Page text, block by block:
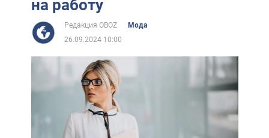
на работу
Редакция OBOZ
Мода
26.09.2024 10:00